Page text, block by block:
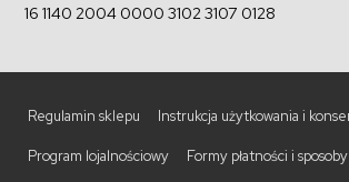
16 1140 2004 0000 3102 3107 0128
Regulamin sklepu Instrukcja użytkowania i
Program lojalnościowy Formy płatności i